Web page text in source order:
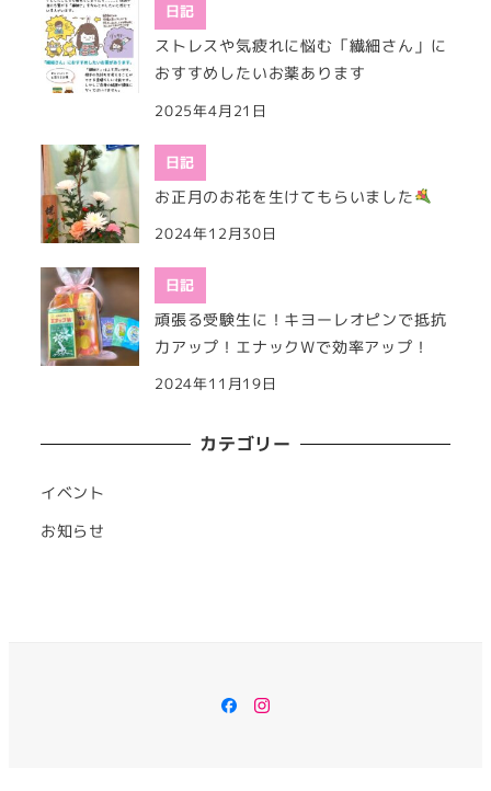
日記
ストレスや気疲れに悩む「繊細さん」に
おすすめしたいお薬あります
2025年4月21日
日記
お正月のお花を生けてもらいました
2024年12月30日
日記
頑張る受験生に！キヨーレオピンで抵抗
力アップ！エナックWで効率アップ！
2024年11月19日
カテゴリー
イベント
お知らせ
Facebook
Instagram